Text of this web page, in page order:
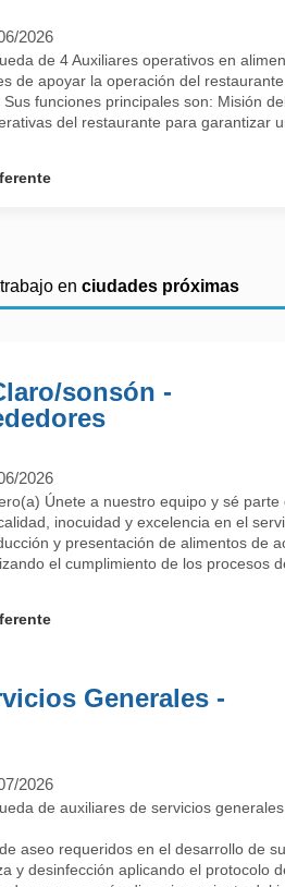
2026
de 4 Auxiliares operativos en
de apoyar la operación del
funciones principales son: Misión
del restaurante para garantizar
en ciudades próximas
sonsón -
2026
Únete a nuestro equipo y sé parte
inocuidad y excelencia en el
y presentación de alimentos de
el cumplimiento de los procesos
Generales -
2026
de auxiliares de servicios
aseo requeridos en el desarrollo de
y desinfección aplicando el protocolo